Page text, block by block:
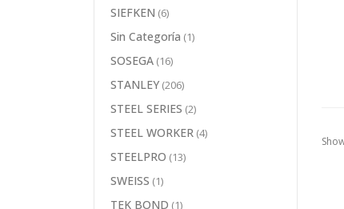
SIEFKEN (6)
Sin Categoría (1)
SOSEGA (16)
STANLEY (206)
STEEL SERIES (2)
STEEL WORKER (4)
STEELPRO (13)
SWEISS (1)
TEK BOND (1)